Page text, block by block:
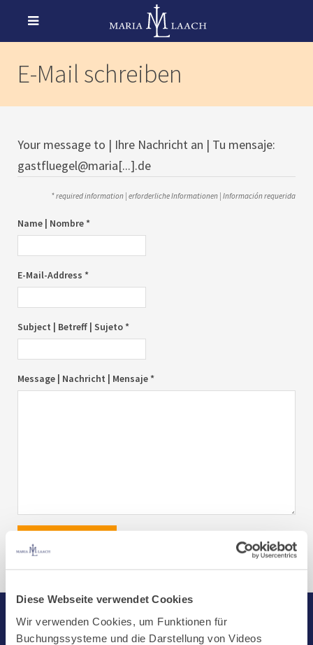
Diese Webseite verwendet Cookies
Wir verwenden Cookies, um Funktionen für
Buchungssysteme und die Darstellung von Videos
E-Mail schreiben
Your message to | Ihre Nachricht an | Tu mensaje:
gastfluegel@maria[...].de
* required information | erforderliche Informationen | Información requerida
Name | Nombre *
E-Mail-Address *
Subject | Betreff | Sujeto *
Message | Nachricht | Mensaje *
Start